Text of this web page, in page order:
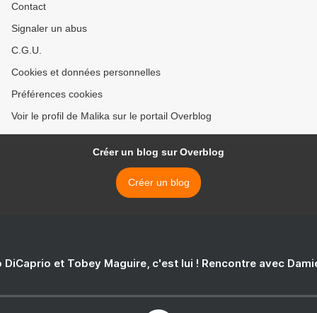
Contact
Signaler un abus
C.G.U.
Cookies et données personnelles
Préférences cookies
Voir le profil de Malika sur le portail Overblog
Créer un blog sur Overblog
Créer un blog
DiCaprio et Tobey Maguire, c'est lui ! Rencontre avec